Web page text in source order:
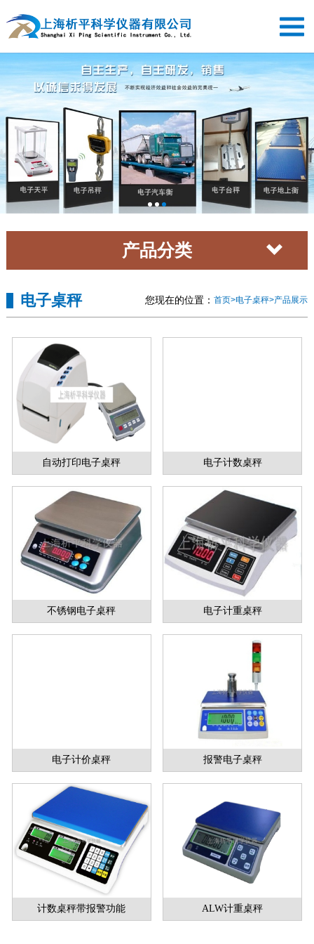
关于我们
经营理念
产品展示
新闻中心
在线留言
产品分类
电子桌秤 您现在的位置： 产品展示
>
电子桌秤
>
首页
自动打印电子桌秤 电子计数桌秤
不锈钢电子桌秤 电子计重桌秤
电子计价桌秤 报警电子桌秤
计数桌秤带报警功能 ALW计重桌秤